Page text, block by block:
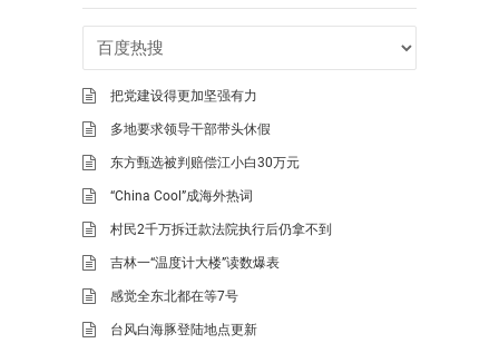
把党建设得更加坚强有力
多地要求领导干部带头休假
东方甄选被判赔偿江小白30万元
“China Cool”成海外热词
村民2千万拆迁款法院执行后仍拿不到
吉林一“温度计大楼”读数爆表
感觉全东北都在等7号
台风白海豚登陆地点更新